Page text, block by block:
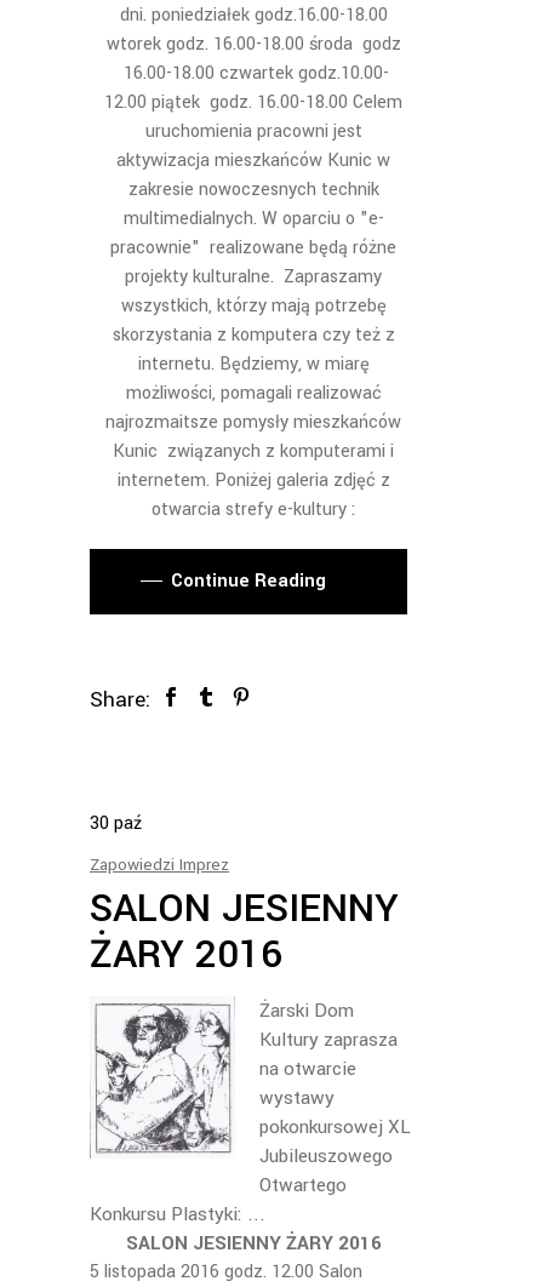
dni. poniedziałek godz.16.00-18.00
wtorek godz. 16.00-18.00 środa godz
16.00-18.00 czwartek godz.10.00-
12.00 piątek godz. 16.00-18.00 Celem
uruchomienia pracowni jest
aktywizacja mieszkańców Kunic w
zakresie nowoczesnych technik
multimedialnych. W oparciu o "e-
pracownie" realizowane będą różne
projekty kulturalne. Zapraszamy
wszystkich, którzy mają potrzebę
skorzystania z komputera czy też z
internetu. Będziemy, w miarę
możliwości, pomagali realizować
najrozmaitsze pomysły mieszkańców
Kunic związanych z komputerami i
internetem. Poniżej galeria zdjęć z
otwarcia strefy e-kultury :
Continue Reading
Share:
30paź
Zapowiedzi Imprez
SALON JESIENNY
ŻARY 2016
Żarski Dom
Kultury zaprasza
na otwarcie
wystawy
pokonkursowej XL
Jubileuszowego
Otwartego
Konkursu Plastyki:
SALON JESIENNY ŻARY 2016
5 listopada 2016 godz. 12.00 Salon